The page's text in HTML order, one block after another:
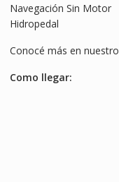
Navegación Sin Motor
Hidropedal
Conocé más en nuestro
Como llegar: